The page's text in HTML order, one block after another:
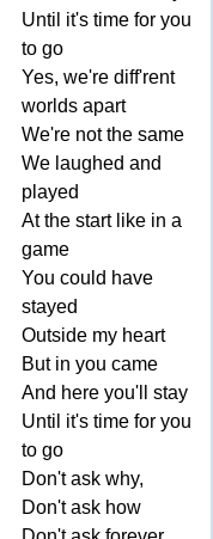
Until it's time for you
to go
Yes, we're diff'rent
worlds apart
We're not the same
We laughed and
played
At the start like in a
game
You could have
stayed
Outside my heart
But in you came
And here you'll
stay
Until it's time for you
to go
Don't ask why,
Don't ask how